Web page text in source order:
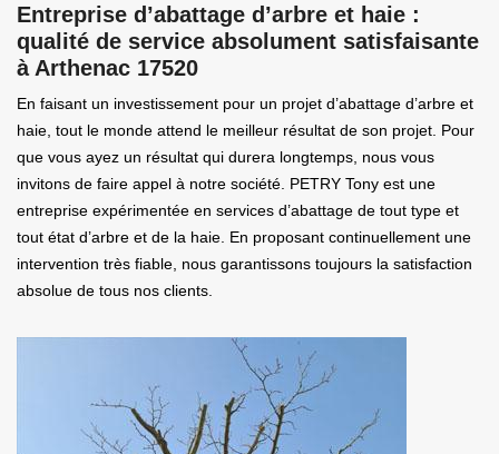
Entreprise d’abattage d’arbre et haie :
qualité de service absolument satisfaisante
à Arthenac 17520
En faisant un investissement pour un projet d’abattage d’arbre et
haie, tout le monde attend le meilleur résultat de son projet. Pour
que vous ayez un résultat qui durera longtemps, nous vous
invitons de faire appel à notre société. PETRY Tony est une
entreprise expérimentée en services d’abattage de tout type et
tout état d’arbre et de la haie. En proposant continuellement une
intervention très fiable, nous garantissons toujours la satisfaction
absolue de tous nos clients.